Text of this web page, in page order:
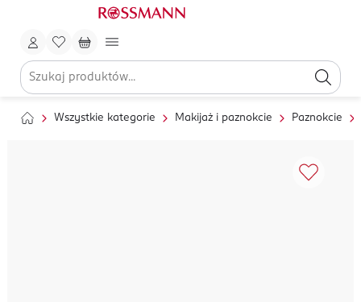
Wszystkie kategorie Makijaż i paznokcie Paznokcie